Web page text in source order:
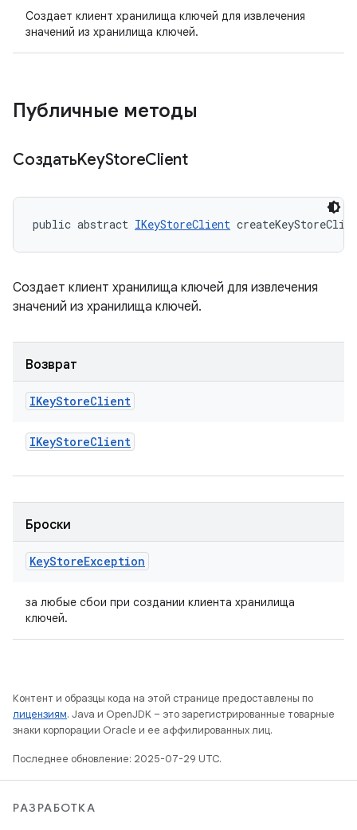
Создает клиент хранилища ключей для извлечения
значений из хранилища ключей.
Публичные методы
СоздатьKeyStoreClient
public abstract IKeyStoreClient
Создает клиент хранилища ключей для извлечения
значений из хранилища ключей.
Возврат
IKeyStoreClient
IKeyStoreClient
Броски
KeyStoreException
за любые сбои при создании клиента хранилища
ключей.
Контент и образцы кода на этой странице предоставлены по
лицензиям. Java и OpenJDK – это зарегистрированные товарные
знаки корпорации Oracle и ее аффилированных лиц.
Последнее обновление: 2025-07-29 UTC.
РАЗРАБОТКА